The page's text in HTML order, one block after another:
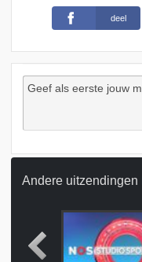
deel
Andere uitzendingen